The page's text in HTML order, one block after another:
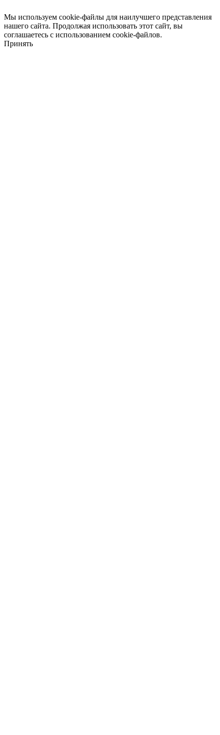
Мы используем cookie-файлы для наилучшего представления
нашего сайта. Продолжая использовать этот сайт, вы
соглашаетесь с использованием cookie-файлов.
Принять